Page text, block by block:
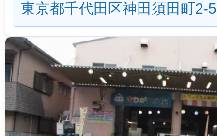
東京都千代田区神田須田町2-